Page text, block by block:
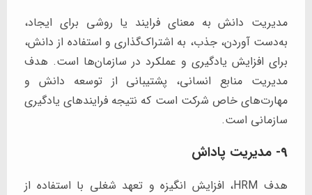
مدیریت دانش به معنای فرایند یا روشی برای ایجاد،
به‌دست آوردن، جذب، به اشتراک‌گذاری و استفاده از دانش،
برای افزایش یادگیری و عملکرد در سازمان‌ها است. هدف
مدیریت منابع انسانی، پشتیبانی از توسعه دانش و
مهارت‌های خاص شرکت است که نتیجه فرایندهای یادگیری
سازمانی است.
9- مدیریت پاداش
هدف HRM، افزایش انگیزه و تعهد شغلی با استفاده از